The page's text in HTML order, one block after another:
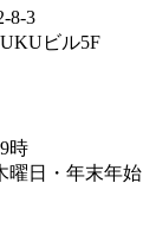
8-3
ビル5F
時
曜日・年末年始